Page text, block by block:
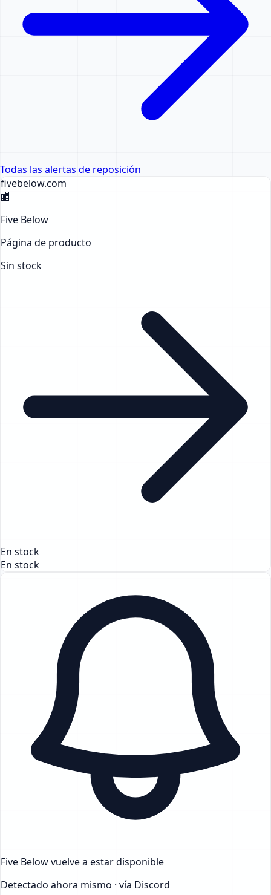
Todas las alertas de reposición
fivebelow.com
🏬
Five Below
Página de producto
Sin stock
En stock
En stock
Five Below vuelve a estar disponible
Detectado ahora mismo · vía Discord